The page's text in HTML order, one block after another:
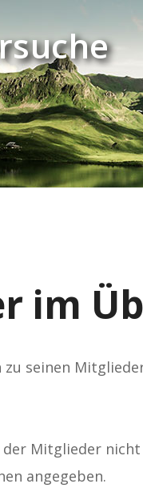
im
seinen
Mitglieder
angegeben.